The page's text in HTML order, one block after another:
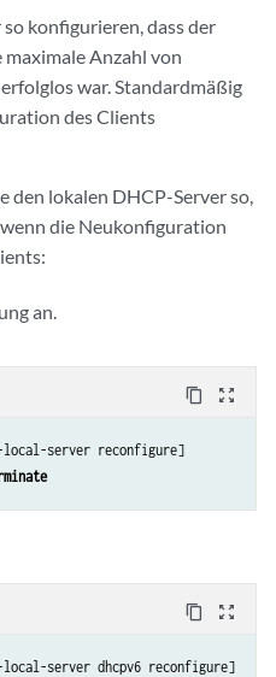
konfigurieren, dass der
Anzahl von
war. Standardmäßig
des Clients
den lokalen DHCP-Server so,
die Neukonfiguration
an.
content_copy zoom_out_map
local-server reconfigure]
content_copy zoom_out_map
server dhcpv6 reconfigure]